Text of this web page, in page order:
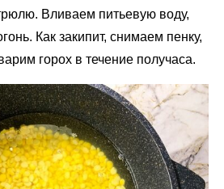
Вливаем питьевую воду,
Как закипит, снимаем пенку,
горох в течение получаса.